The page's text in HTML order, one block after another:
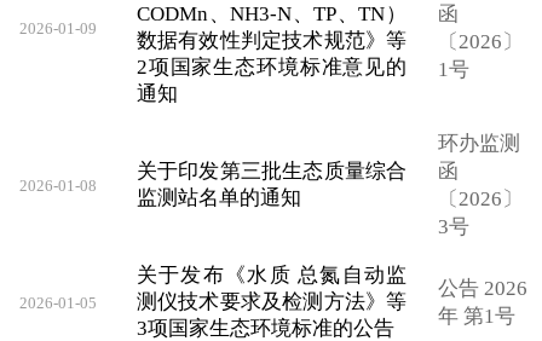
2026-01-09
CODMn、NH3-N、TP、TN）
数据有效性判定技术规范》等
2项国家生态环境标准意见的
通知
函
〔2026〕
1号
2026-01-08
关于印发第三批生态质量综合
监测站名单的通知
环办监测
函
〔2026〕
3号
2026-01-05
关于发布《水质 总氮自动监
测仪技术要求及检测方法》等
3项国家生态环境标准的公告
公告 2026
年 第1号